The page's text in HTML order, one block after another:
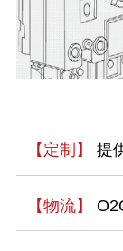
【定制】 提
【物流】